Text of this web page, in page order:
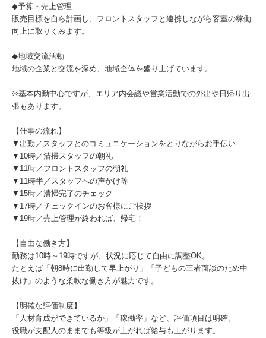
◆予算・売上管理
販売目標を自ら計画し、フロントスタッフと連携しながら客室の稼働
向上に取りくみます。
◆地域交流活動
地域の企業と交流を深め、地域全体を盛り上げています。
※基本内勤中心ですが、エリア内会議や営業活動での外出や日帰り出
張もあります。
【仕事の流れ】
▼出勤／スタッフとのコミュニケーションをとりながらお手伝い
▼10時／清掃スタッフの朝礼
▼11時／フロントスタッフの朝礼
▼11時半／スタッフへの声かけ等
▼15時／清掃完了のチェック
▼17時／チェックインのお客様にご挨拶
▼19時／売上管理が終われば、帰宅！
【自由な働き方】
勤務は10時～19時ですが、状況に応じて自由に調整OK。
たとえば「朝8時に出勤して早上がり」「子どもの三者面談のため中
抜け」のような柔軟な働き方が魅力です。
【明確な評価制度】
「人材育成ができているか」「稼働率」など、評価項目は明確。
役職が支配人のままでも等級が上がれば給与も上がります。